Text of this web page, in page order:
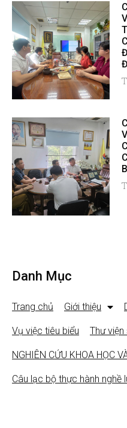
Danh Mục
Trang chủ Giới thiệu
Vụ việc tiêu biểu Thư viện
NGHIÊN CỨU KHOA HỌC
Câu lạc bộ thực hành nghề